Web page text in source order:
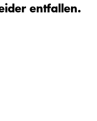
entfallen.